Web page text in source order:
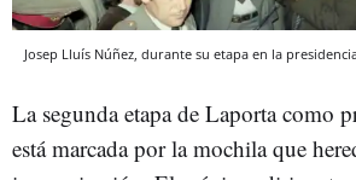
Josep Lluís Núñez, durante su etapa en la
La segunda etapa de Laporta como
está marcada por la mochila que